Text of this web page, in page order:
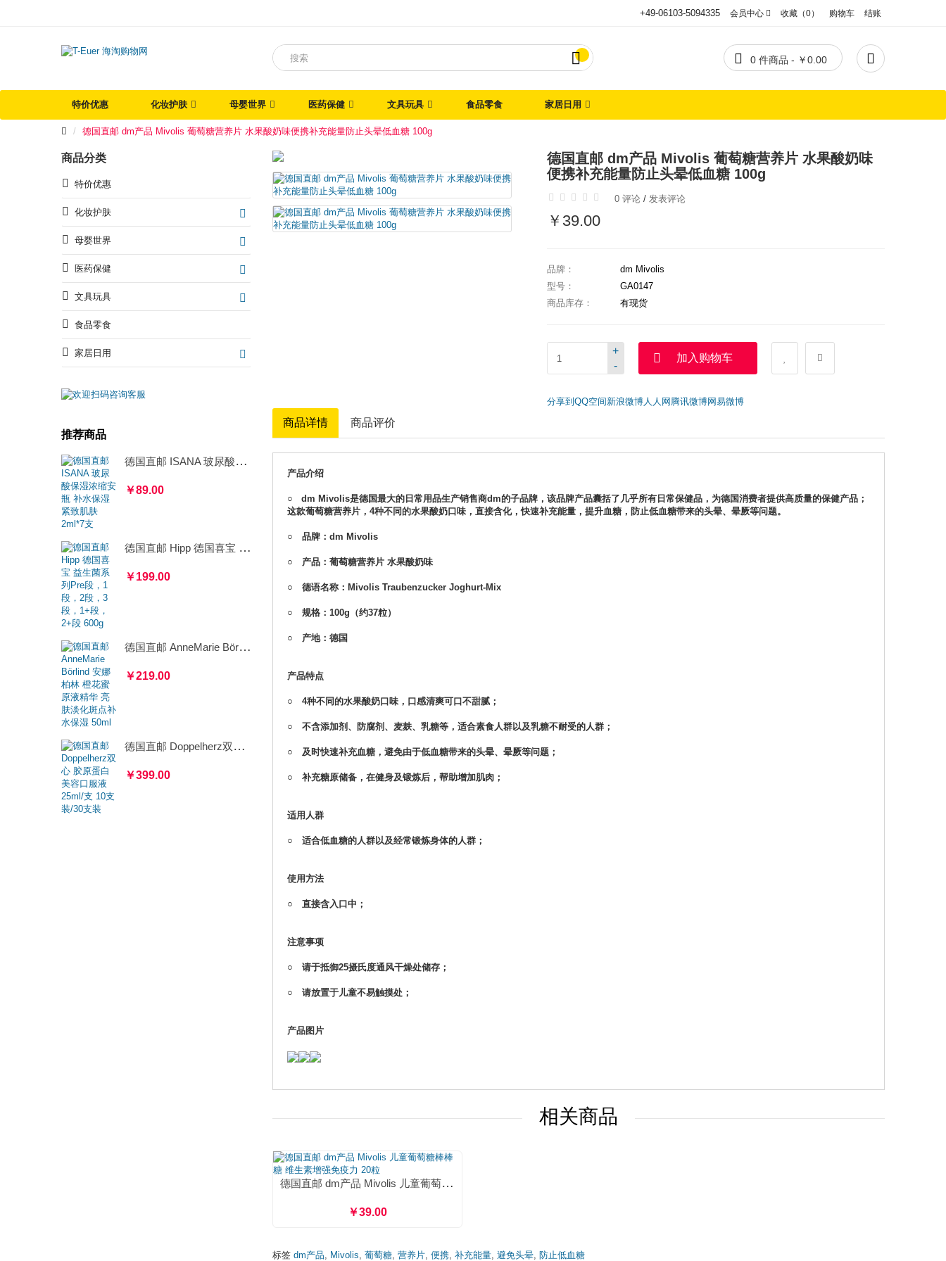
+49-06103-5094335 会员中心 收藏（0） 购物车 结账
 
 0 件商品 - ￥0.00
特价优惠 化妆护肤 母婴世界 医药保健 文具玩具 食品零食 家居日用
德国直邮 dm产品 Mivolis 葡萄糖营养片 水果酸奶味便携补充能量防止头晕低血糖 100g
商品分类
特价优惠
化妆护肤
母婴世界
医药保健
文具玩具
食品零食
家居日用
推荐商品
德国直邮 ISANA 玻尿酸保湿浓缩安瓶 补水保湿紧致肌肤 2ml*7支
￥89.00
德国直邮 Hipp 德国喜宝 益生菌系列Pre段，1段，2段，3段，1+段，2+段 600g
￥199.00
德国直邮 AnneMarie Börlind 安娜柏林 橙花蜜原液精华 亮肤淡化斑点补水保湿 50ml
￥219.00
德国直邮 Doppelherz双心 胶原蛋白美容口服液 25ml/支 10支装/30支装
￥399.00
德国直邮 dm产品 Mivolis 葡萄糖营养片 水果酸奶味
便携补充能量防止头晕低血糖 100g
0 评论 / 发表评论
￥39.00
品牌：
dm Mivolis
型号：
GA0147
商品库存：
有现货
-
+
加入购物车
分享到 QQ空间新浪微博人人网 腾讯微博网易微博
商品详情 商品评价
产品介绍
○ dm Mivolis是德国最大的日常用品生产销售商dm的子品牌，该品牌产品囊括了几乎所有日常保健品，为德国消费者提供高质量的保健产品；
这款葡萄糖营养片，4种不同的水果酸奶口味，直接含化，快速补充能量，提升血糖，防止低血糖带来的头晕、晕厥等问题。
○ 品牌：dm Mivolis
○ 产品：葡萄糖营养片 水果酸奶味
○ 德语名称：Mivolis Traubenzucker Joghurt-Mix
○ 规格：100g（约37粒）
○ 产地：德国
产品特点
○ 4种不同的水果酸奶口味，口感清爽可口不甜腻；
○ 不含添加剂、防腐剂、麦麸、乳糖等，适合素食人群以及乳糖不耐受的人群；
○ 及时快速补充血糖，避免由于低血糖带来的头晕、晕厥等问题；
○ 补充糖原储备，在健身及锻炼后，帮助增加肌肉；
适用人群
○ 适合低血糖的人群以及经常锻炼身体的人群；
使用方法
○ 直接含入口中；
注意事项
○ 请于抵御25摄氏度通风干燥处储存；
○ 请放置于儿童不易触摸处；
产品图片
相关商品
德国直邮 dm产品 Mivolis 儿童葡萄糖棒棒糖 维生素增强免疫力 20粒
￥39.00
标签 dm产品, Mivolis, 葡萄糖, 营养片, 便携, 补充能量, 避免头晕, 防止低血糖